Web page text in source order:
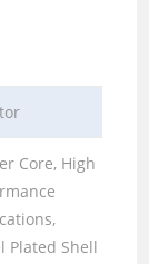
Core, High
Plated Shell